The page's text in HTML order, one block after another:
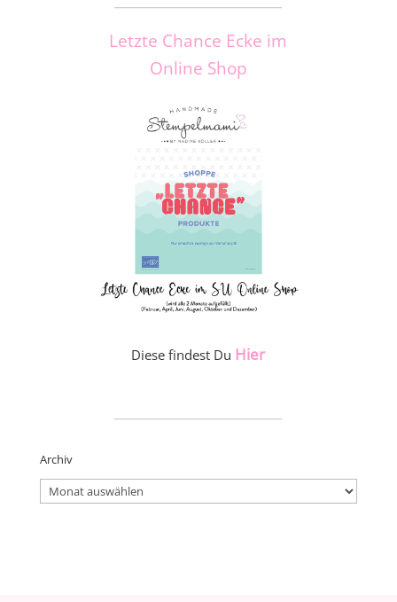
Letzte Chance Ecke im
Online Shop
Diese findest Du Hier
Archiv
Archiv